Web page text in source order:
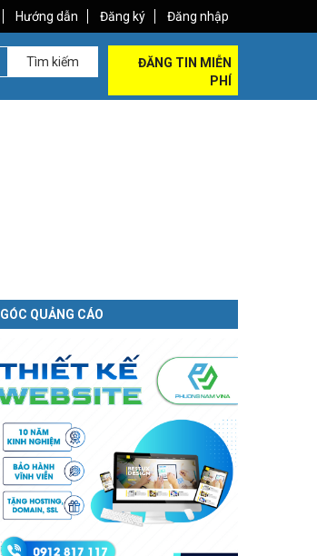
Hướng dẫn Đăng ký Đăng nhập
Tìm kiếm
ĐĂNG TIN MIỄN
PHÍ
GÓC QUẢNG CÁO